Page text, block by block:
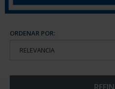
ORDENAR POR: